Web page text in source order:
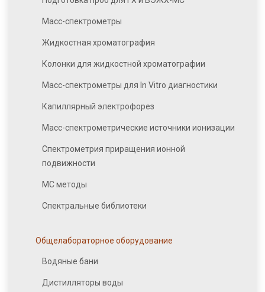
Масс-спектрометры
Жидкостная хроматография
Колонки для жидкостной хроматографии
Масс-спектрометры для In Vitro диагностики
Капиллярный электрофорез
Масс-спектрометрические источники ионизации
Спектрометрия приращения ионной
подвижности
МС методы
Спектральные библиотеки
Общелабораторное оборудование
Водяные бани
Дистилляторы воды